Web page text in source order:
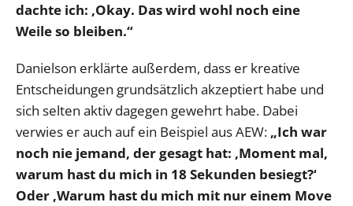
dachte ich: ‚Okay. Das wird wohl noch eine
Weile so bleiben.“
Danielson erklärte außerdem, dass er kreative
Entscheidungen grundsätzlich akzeptiert habe und
sich selten aktiv dagegen gewehrt habe. Dabei
verwies er auch auf ein Beispiel aus AEW: „Ich war
noch nie jemand, der gesagt hat: ‚Moment mal,
warum hast du mich in 18 Sekunden besiegt?‘
Oder ‚Warum hast du mich mit nur einem Move